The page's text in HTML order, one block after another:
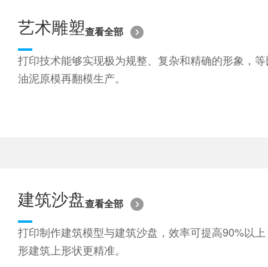
艺术雕塑查看全部
打印技术能够实现极为规整、复杂和精确的形象，
油泥原模再翻模生产。
建筑沙盘查看全部
打印制作建筑模型与建筑沙盘，效率可提高90%以
形建筑上形状更精准。